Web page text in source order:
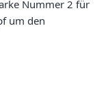
Nummer 2 für
um den